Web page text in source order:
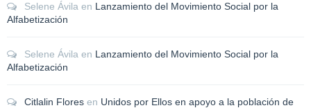
Selene Ávila en Lanzamiento del Movimiento Social por la
Alfabetización
Selene Ávila en Lanzamiento del Movimiento Social por la
Alfabetización
Citlalin Flores en Unidos por Ellos en apoyo a la población de